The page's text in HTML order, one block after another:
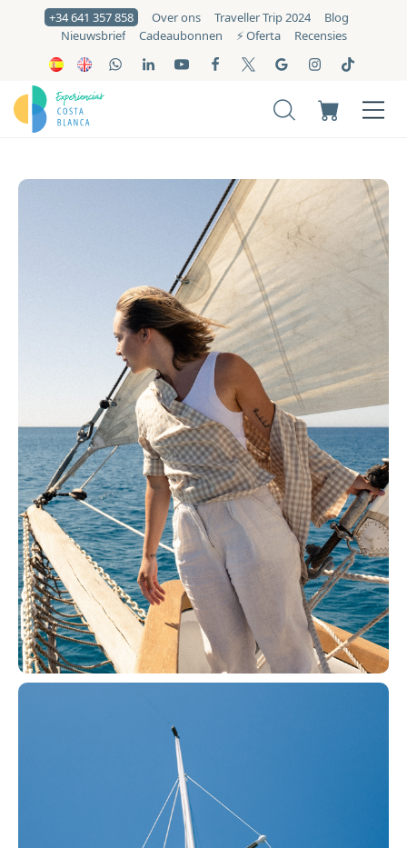
+34 641 357 858 Over ons Traveller Trip 2024
Blog
Nieuwsbrief
Cadeaubonnen ⚡️ Oferta Recensies